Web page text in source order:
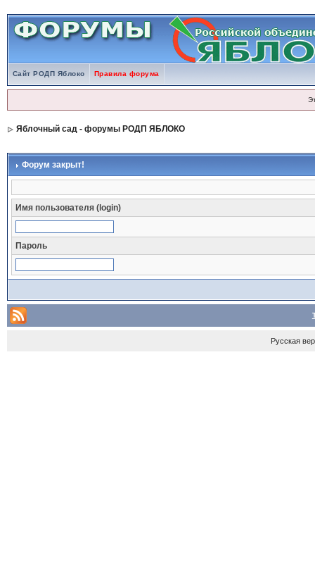
Сайт РОДП Яблоко Правила форума
Яблочный сад - форумы РОДП ЯБЛОКО
Форум закрыт!
Имя пользователя (login)
Пароль
Русская